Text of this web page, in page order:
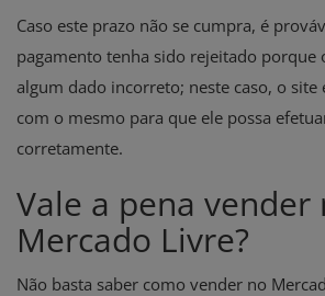
Caso este prazo não se cumpra, é
pagamento tenha sido rejeitado porque
algum dado incorreto; neste caso, o
com o mesmo para que ele possa
corretamente.
Vale a pena vender
Mercado Livre?
Não basta saber como vender no